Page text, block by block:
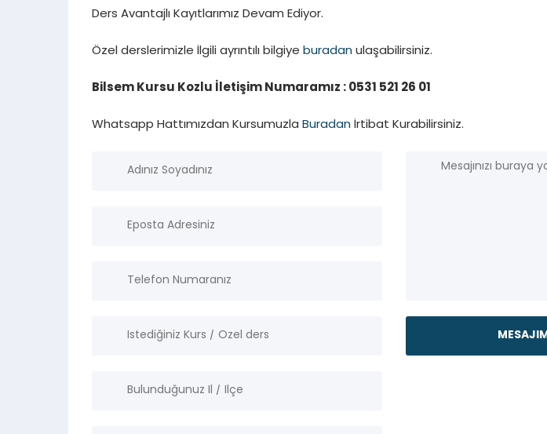
Ders Avantajlı Kayıtlarımız Devam Ediyor.
Özel derslerimizle İlgili ayrıntılı bilgiye buradan ulaşabilirsiniz.
Bilsem Kursu Kozlu İletişim Numaramız : 0531 521 26 01
Whatsapp Hattımızdan Kursumuzla Buradan İrtibat Kurabilirsiniz.